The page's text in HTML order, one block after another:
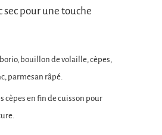
sec pour une touche
bouillon de volaille, cèpes,
parmesan râpé.
cèpes en fin de cuisson pour